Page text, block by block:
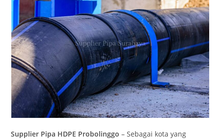
Supplier Pipa HDPE Probolinggo – Sebagai kota yang